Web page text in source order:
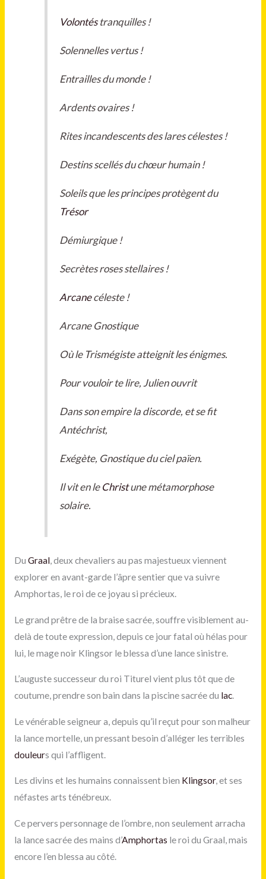
Volontéstranquilles !
Solennelles vertus !
Entrailles du monde !
Ardents ovaires !
Rites incandescents des lares célestes !
Destins scellés du chœur humain !
Soleils que les principes protègent du
Trésor
Démiurgique !
Secrètes roses stellaires !
Arcanecéleste !
Arcane Gnostique
Où le Trismégiste atteignit les énigmes.
Pour vouloir te lire, Julien ouvrit
Dans son empire la discorde, et se fit
Antéchrist,
Exégète, Gnostique du ciel païen.
Il vit en leChristune métamorphose
solaire.
Du Graal, deux chevaliers au pas majestueux viennent
explorer en avant-garde l’âpre sentier que va suivre
Amphortas, le roi de ce joyau si précieux.
Le grand prêtre de la braise sacrée, souffre visiblement au-
delà de toute expression, depuis ce jour fatal où hélas pour
lui, le mage noir Klingsor le blessa d’une lance sinistre.
L’auguste successeur du roi Titurel vient plus tôt que de
coutume, prendre son bain dans la piscine sacrée du lac.
Le vénérable seigneur a, depuis qu’il reçut pour son malheur
la lance mortelle, un pressant besoin d’alléger les terribles
douleurs qui l’affligent.
Les divins et les humains connaissent bien Klingsor, et ses
néfastes arts ténébreux.
Ce pervers personnage de l’ombre, non seulement arracha
la lance sacrée des mains d’Amphortas le roi du Graal, mais
encore l’en blessa au côté.